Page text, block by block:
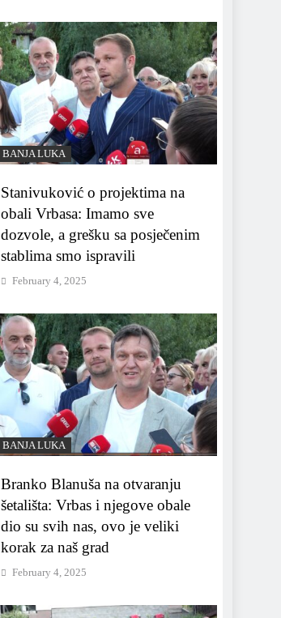
BANJA LUKA
Stanivuković o projektima na
obali Vrbasa: Imamo sve
dozvole, a grešku sa posječenim
stablima smo ispravili
February 4, 2025
BANJA LUKA
Branko Blanuša na otvaranju
šetališta: Vrbas i njegove obale
dio su svih nas, ovo je veliki
korak za naš grad
February 4, 2025